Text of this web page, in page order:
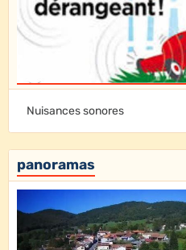
Nuisances sonores
panoramas